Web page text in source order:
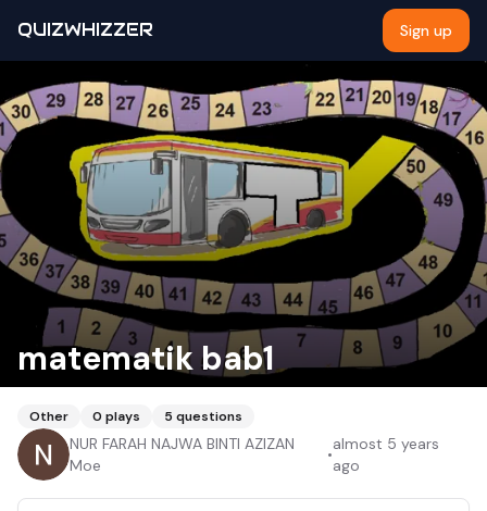
QUIZWHIZZER Sign up
matematik bab1
Other 0 plays 5 questions
NUR FARAH NAJWA BINTI AZIZAN
Moe
•
almost 5 years
ago